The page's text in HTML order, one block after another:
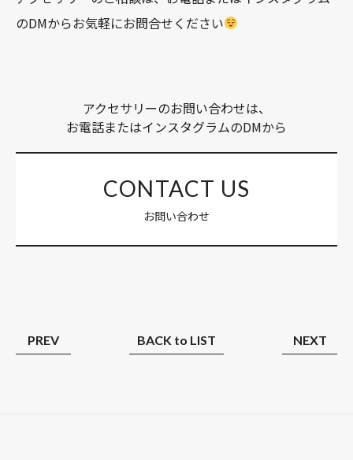
のDMからお気軽にお問合せください
アクセサリーのお問い合わせは、
お電話またはインスタグラムのDMから
CONTACT US
お問い合わせ
PREV BACK to LIST NEXT